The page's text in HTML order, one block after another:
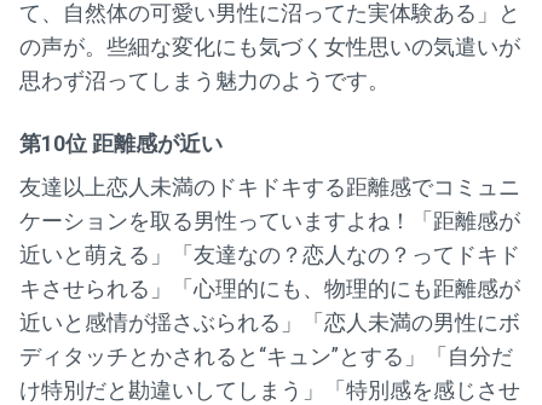
て、自然体の可愛い男性に沼ってた実体験ある」と
の声が。些細な変化にも気づく女性思いの気遣いが
思わず沼ってしまう魅力のようです。
第10位 距離感が近い
友達以上恋人未満のドキドキする距離感でコミュニ
ケーションを取る男性っていますよね！「距離感が
近いと萌える」「友達なの？恋人なの？ってドキド
キさせられる」「心理的にも、物理的にも距離感が
近いと感情が揺さぶられる」「恋人未満の男性にボ
ディタッチとかされると“キュン”とする」「自分だ
け特別だと勘違いしてしまう」「特別感を感じさせ